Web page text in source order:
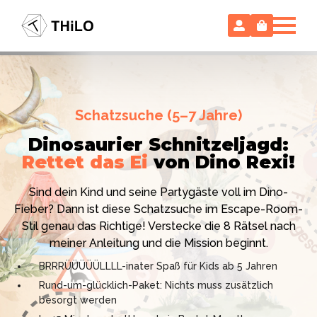
Hollywood-Action im
Kinderzimmer – ohne
Vorbereitungsstress!
Ich bin THiLO, "Dein SPIEGEL"-Bestseller-Autor und
TV-Profi (ZDF "1, 2 oder 3"). Entdecke jetzt meine
Schatzsuchen und Escape Rooms zum Sofort-
Download. Und natürlich meine Ebooks.
Schatzsuche (5–7 Jahre)
Dinosaurier Schnitzeljagd:
Rettet das Ei von Dino Rexi!
Sind dein Kind und seine Partygäste voll im Dino-
Fieber? Dann ist diese Schatzsuche im Escape-Room-
Stil genau das Richtige! Verstecke die 8 Rätsel nach
meiner Anleitung und die Mission beginnt.
BRRRÜÜÜÜÜLLLL-inater Spaß für Kids ab 5 Jahren
Rund-um-glücklich-Paket: Nichts muss zusätzlich
besorgt werden
Escape Room (ab 8 oder 12 Jahre)
Locked-up Agents: Im Labor
des Virologen
Das gab es noch nie: Verwandele dein Zuhause in ein
High-Tech Labor! Unser 24-seitiges PDF enthält alles:
Mission, Agentenausweise, Rätsel und Requisiten.
Knackt den Fall in 90 Minuten!
Kniffliger Rätselspaß für 2 bis 6 Spieler (8 - 11 oder 12–
99 Jahre)
Professionelles PDF: Agentenausweise & Schilder
inklusive